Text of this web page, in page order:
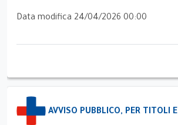
Data modifica 24/04/2026 00:00
AVVISO PUBBLICO, PER TITOLI